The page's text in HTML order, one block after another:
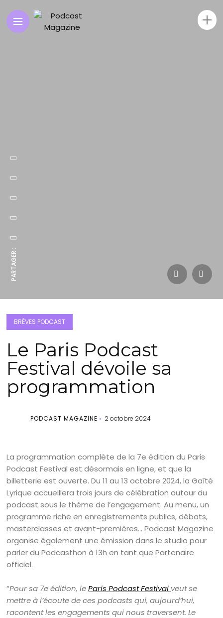
PARTAGER :
BRÈVES PODCAST
Le Paris Podcast
Festival dévoile sa
programmation
PODCAST MAGAZINE 2 octobre 2024
La programmation complète de la 7e édition du Paris
Podcast Festival est désormais en ligne, et que la
billetterie est ouverte. Du 11 au 13 octobre 2024, la Gaîté
Lyrique accueillera trois jours de célébration autour du
podcast sous le thème de l’engagement. Au menu, un
programme riche en enregistrements publics, débats,
masterclasses et avant-premières… Podcast Magazine
organise également une émission dans le studio pour
parler du Podcasthon à 13h en tant que Partenaire
officiel.
“Pour sa 7e édition, leParis Podcast Festival veut se
mettre à l’écoute de ces podcasts qui, aujourd’hui,
racontent les engagements qui nous traversent. Le